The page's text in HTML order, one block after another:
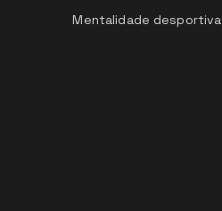
Mentalidade desportiva